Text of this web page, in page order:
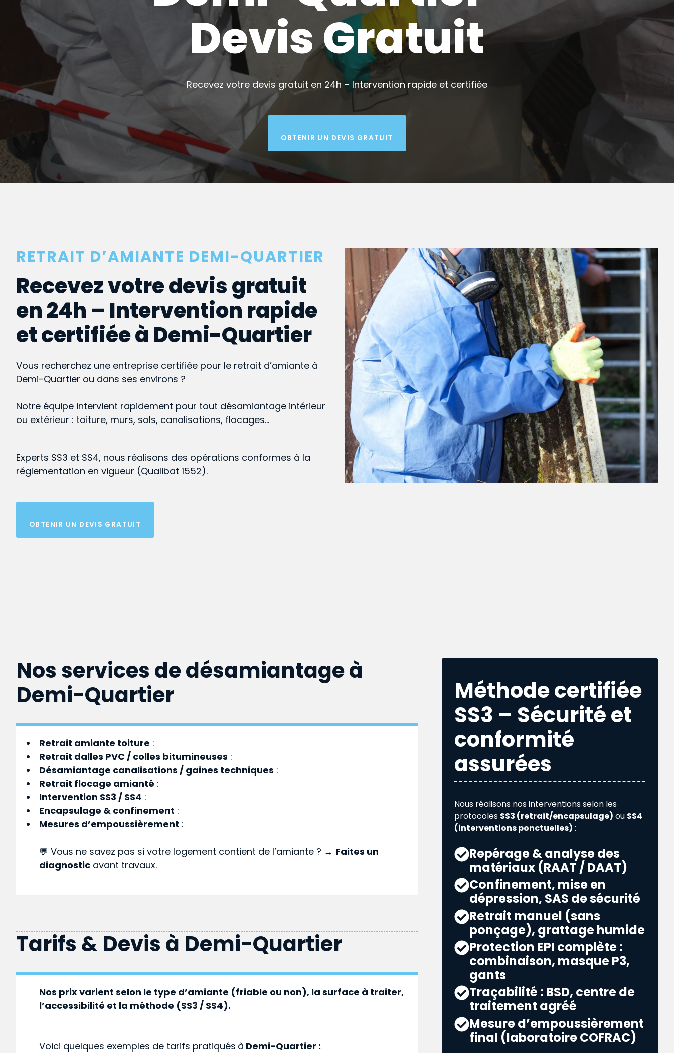
Devis Gratuit
Recevez votre devis gratuit en 24h – Intervention rapide et certifiée
OBTENIR UN DEVIS GRATUIT
RETRAIT D’AMIANTE DEMI-QUARTIER
Recevez votre devis gratuit
en 24h – Intervention rapide
et certifiée à Demi-Quartier
Vous recherchez une entreprise certifiée pour le retrait d’amiante à
Demi-Quartier ou dans ses environs ?
Notre équipe intervient rapidement pour tout désamiantage intérieur
ou extérieur : toiture, murs, sols, canalisations, flocages…
Experts SS3 et SS4, nous réalisons des opérations conformes à la
réglementation en vigueur (Qualibat 1552).
OBTENIR UN DEVIS GRATUIT
Nos services de désamiantage à
Demi-Quartier
Retrait amiante toiture :
Retrait dalles PVC / colles bitumineuses :
Désamiantage canalisations / gaines techniques :
Retrait flocage amianté :
Intervention SS3 / SS4 :
Encapsulage & confinement :
Mesures d’empoussièrement :
💬 Vous ne savez pas si votre logement contient de l’amiante ? → Faites un
diagnostic avant travaux.
Tarifs & Devis à Demi-Quartier
Nos prix varient selon le type d’amiante (friable ou non), la surface à traiter,
l’accessibilité et la méthode (SS3 / SS4).
Voici quelques exemples de tarifs pratiqués à Demi-Quartier :
Méthode certifiée
SS3 – Sécurité et
conformité
assurées
Nous réalisons nos interventions selon les
protocoles SS3 (retrait/encapsulage) ou SS4
(interventions ponctuelles) :
Repérage & analyse des
matériaux (RAAT / DAAT)
Confinement, mise en
dépression, SAS de sécurité
Retrait manuel (sans
ponçage), grattage humide
Protection EPI complète :
combinaison, masque P3,
gants
Traçabilité : BSD, centre de
traitement agréé
Mesure d’empoussièrement
final (laboratoire COFRAC)